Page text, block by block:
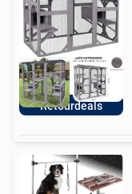
Retourdeals